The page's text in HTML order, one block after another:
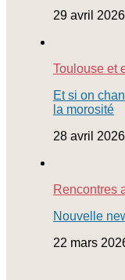
29 avril 2026
Toulouse et
Et si on
la morosité
28 avril 2026
Rencontres
Nouvelle
22 mars